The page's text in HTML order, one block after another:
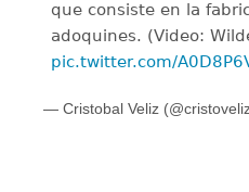
que consiste en la
adoquines. (Video:
pic.twitter.com/
— Cristobal Veliz